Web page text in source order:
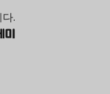
.
미